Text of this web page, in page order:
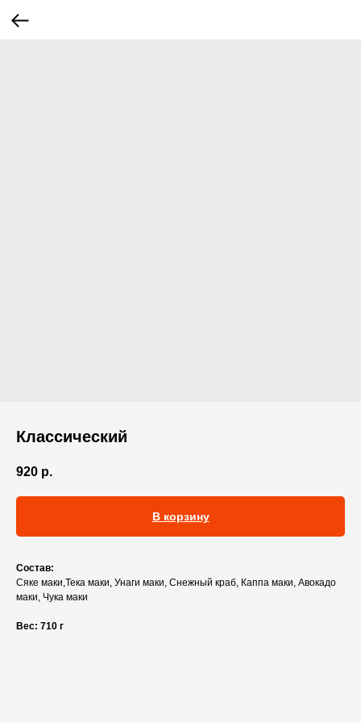
Классический
920 р.
В корзину
Состав:
Сяке маки,Тека маки, Унаги маки, Снежный краб, Каппа маки, Авокадо
маки, Чука маки
Вес: 710 г